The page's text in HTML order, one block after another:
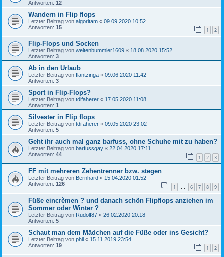
Antworten: 12
Wandern in Flip flops
Letzter Beitrag von algoritam « 09.09.2020 10:52
Antworten: 15 1 2
Flip-Flops und Socken
Letzter Beitrag von weltenbummler1609 « 18.08.2020 15:52
Antworten: 3
Ab in den Urlaub
Letzter Beitrag von flantzinga « 09.06.2020 11:42
Antworten: 3
Sport in Flip-Flops?
Letzter Beitrag von tdifaherer « 17.05.2020 11:08
Antworten: 1
Silvester in Flip flops
Letzter Beitrag von tdifaherer « 09.05.2020 23:02
Antworten: 5
Geht ihr auch mal ganz barfuss, ohne Schuhe mit zu haben?
Letzter Beitrag von barfussgay « 22.04.2020 17:11
Antworten: 44 1 2 3
FF mit mehreren Zehentrenner bzw. stegen
Letzter Beitrag von Bernhard « 15.04.2020 01:52
Antworten: 126 1 … 6 7 8 9
Füße eincrèmen ? und danach schön Flipflops anziehen im
Sommer oder Winter ?
Letzter Beitrag von Rudolf87 « 26.02.2020 20:18
Antworten: 5
Schaut man dem Mädchen auf die Füße oder ins Gesicht?
Letzter Beitrag von phil « 15.11.2019 23:54
Antworten: 19 1 2